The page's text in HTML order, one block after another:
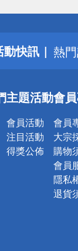
動快訊
詐
得
熱
銀
詐
主題活動
會員活動
注目活動
得獎公佈
會
會員
大宗
購物
會員
隱私
退貨